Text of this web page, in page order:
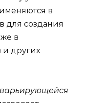
в
для создания
в
и других
варьирующейся